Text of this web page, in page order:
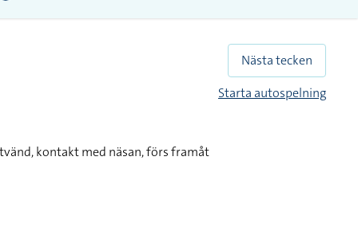
Nästa tecken
Starta autospelning
kontakt med näsan, förs framåt